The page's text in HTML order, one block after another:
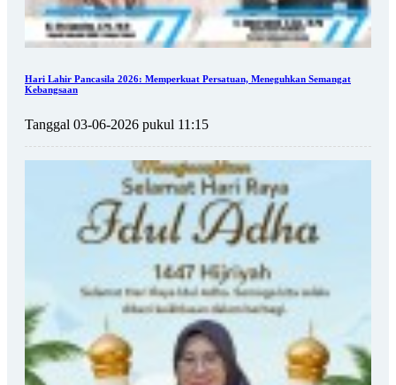
Hari Lahir Pancasila 2026: Memperkuat Persatuan, Meneguhkan Semangat
Kebangsaan
Tanggal 03-06-2026 pukul 11:15